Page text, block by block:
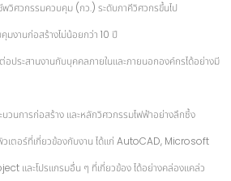
วิศวกรรมควบคุม (กว.) ระดับภาคีวิศวกรขึ้นไป
มงานก่อสร้างไม่น้อยกว่า 10 ปี
อประสานงานกับบุคคลภายในและภายนอกองค์กรได้อย่างมี
ะบวนการก่อสร้าง และหลักวิศวกรรมไฟฟ้าอย่างลึกซึ้ง
วเตอร์ที่เกี่ยวข้องกับงาน ได้แก่ AutoCAD, Microsoft
และโปรแกรมอื่น ๆ ที่เกี่ยวข้อง ได้อย่างคล่องแคล่ว